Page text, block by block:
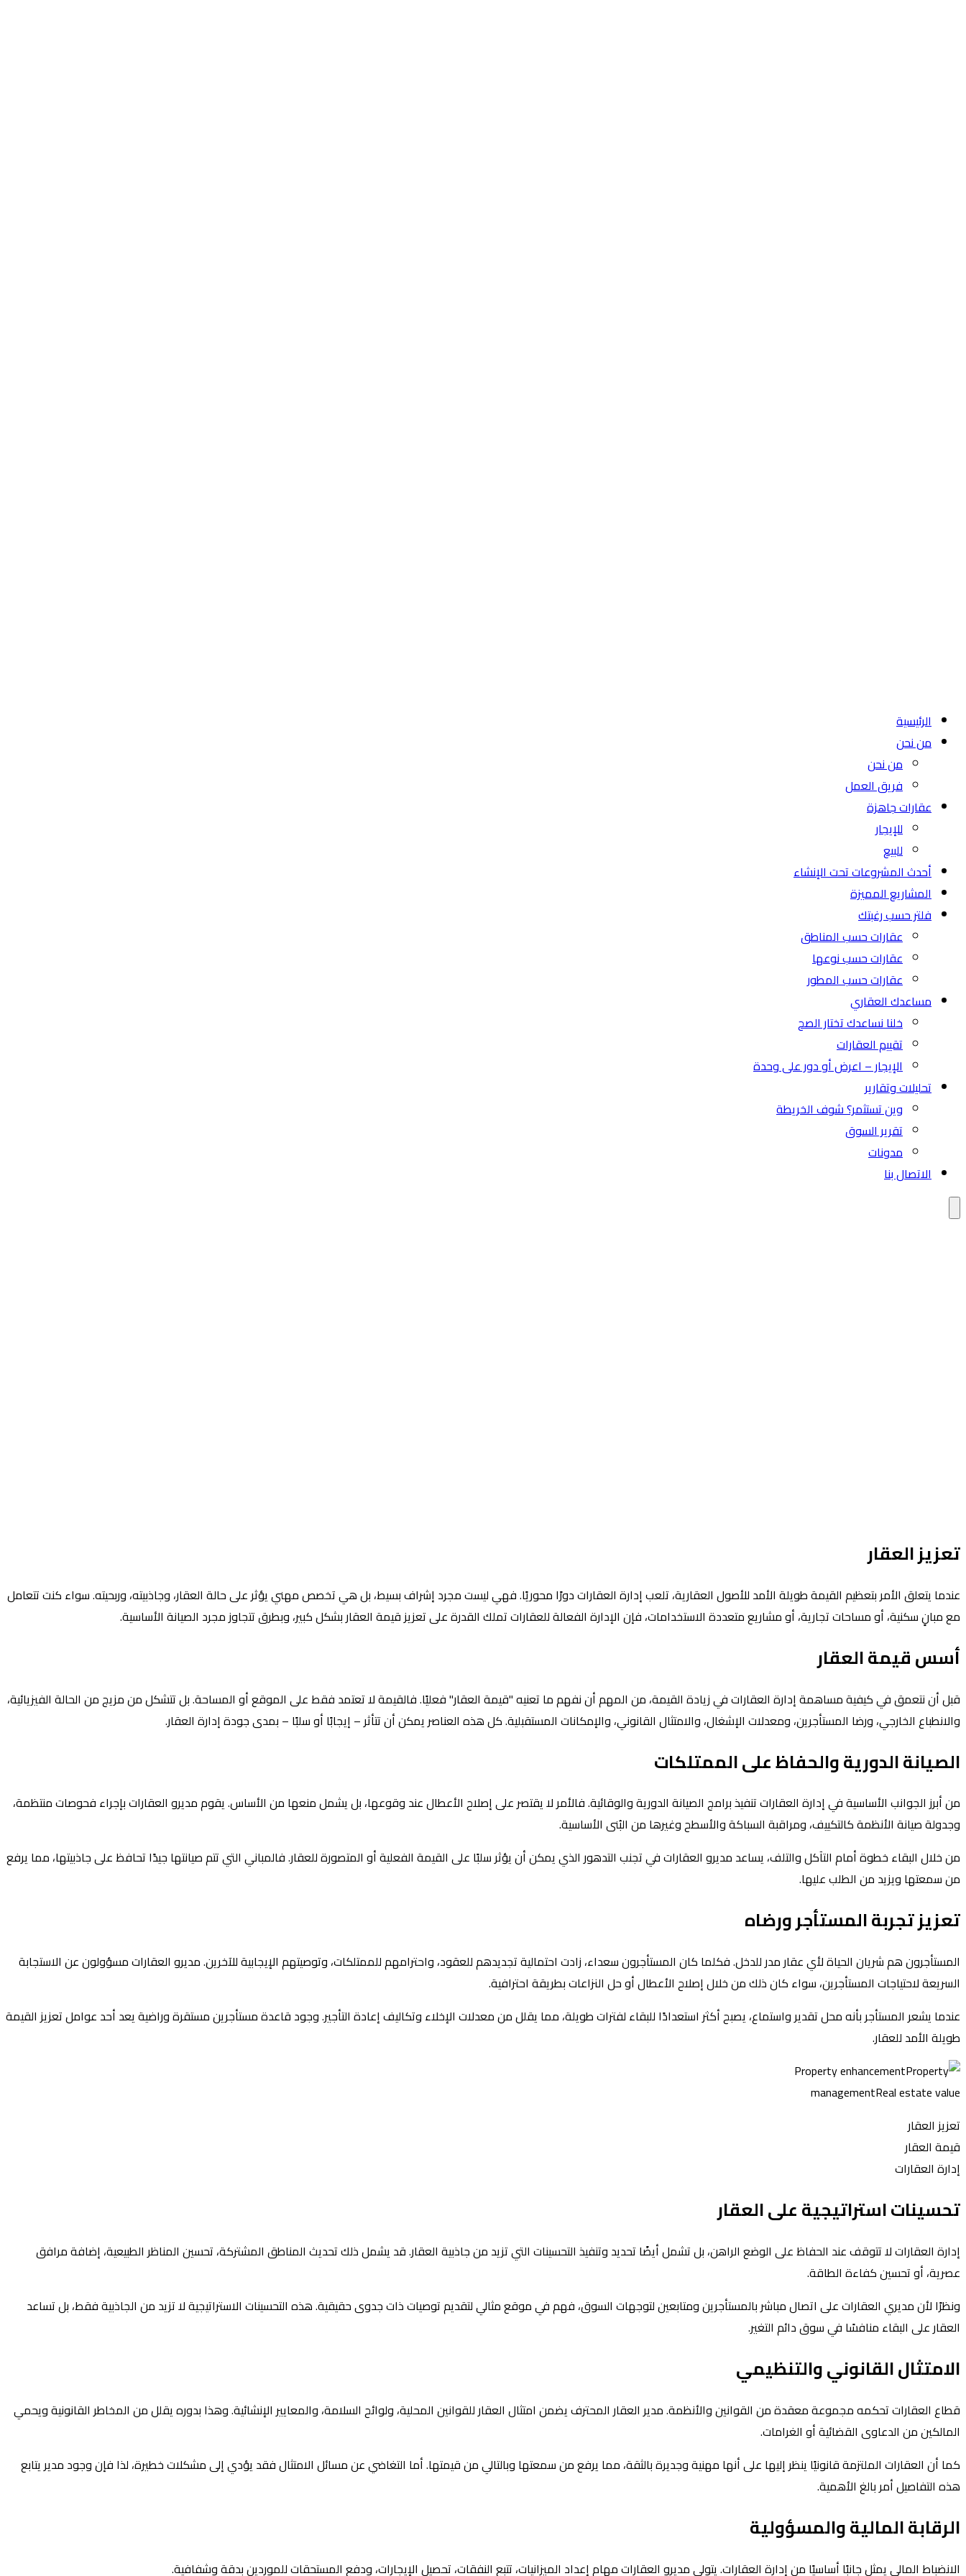
الرئيسية
من نحن
من نحن
فريق العمل
عقارات جاهزة
للإيجار
للبيع
أحدث المشروعات تحت الإنشاء
المشاريع المميزة
فلتر حسب رغبتك
عقارات حسب المناطق
عقارات حسب نوعها
عقارات حسب المطور
مساعدك العقاري
خلنا نساعدك تختار الصح
تقييم العقارات
الإيجار – اعرض أو دور على وحدة
تحليلات وتقارير
وين تستثمر؟ شوف الخريطة
تقرير السوق
مدونات
الاتصال بنا
تعزيز العقار
عندما يتعلق الأمر بتعظيم القيمة طويلة الأمد للأصول العقارية، تلعب إدارة العقارات دورًا محوريًا. فهي ليست مجرد إشراف بسيط، بل هي تخصص مهني يؤثر على حالة العقار، وجاذبيته، وربحيته. سواء كنت تتعامل
مع مبانٍ سكنية، أو مساحات تجارية، أو مشاريع متعددة الاستخدامات، فإن الإدارة الفعالة للعقارات تملك القدرة على تعزيز قيمة العقار بشكل كبير، وبطرق تتجاوز مجرد الصيانة الأساسية.
أسس قيمة العقار
قبل أن نتعمق في كيفية مساهمة إدارة العقارات في زيادة القيمة، من المهم أن نفهم ما تعنيه "قيمة العقار" فعليًا. فالقيمة لا تعتمد فقط على الموقع أو المساحة. بل تتشكل من مزيج من الحالة الفيزيائية،
والانطباع الخارجي، ورضا المستأجرين، ومعدلات الإشغال، والامتثال القانوني، والإمكانات المستقبلية. كل هذه العناصر يمكن أن تتأثر – إيجابًا أو سلبًا – بمدى جودة إدارة العقار.
الصيانة الدورية والحفاظ على الممتلكات
من أبرز الجوانب الأساسية في إدارة العقارات تنفيذ برامج الصيانة الدورية والوقائية. فالأمر لا يقتصر على إصلاح الأعطال عند وقوعها، بل يشمل منعها من الأساس. يقوم مديرو العقارات بإجراء فحوصات منتظمة،
وجدولة صيانة الأنظمة كالتكييف، ومراقبة السباكة والأسطح وغيرها من البُنى الأساسية.
من خلال البقاء خطوة أمام التآكل والتلف، يساعد مديرو العقارات في تجنب التدهور الذي يمكن أن يؤثر سلبًا على القيمة الفعلية أو المتصورة للعقار. فالمباني التي تتم صيانتها جيدًا تحافظ على جاذبيتها، مما يرفع
من سمعتها ويزيد من الطلب عليها.
تعزيز تجربة المستأجر ورضاه
المستأجرون هم شريان الحياة لأي عقار مدر للدخل. فكلما كان المستأجرون سعداء، زادت احتمالية تجديدهم للعقود، واحترامهم للممتلكات، وتوصيتهم الإيجابية للآخرين. مديرو العقارات مسؤولون عن الاستجابة
السريعة لاحتياجات المستأجرين، سواء كان ذلك من خلال إصلاح الأعطال أو حل النزاعات بطريقة احترافية.
عندما يشعر المستأجر بأنه محل تقدير واستماع، يصبح أكثر استعدادًا للبقاء لفترات طويلة، مما يقلل من معدلات الإخلاء وتكاليف إعادة التأجير. وجود قاعدة مستأجرين مستقرة وراضية يعد أحد عوامل تعزيز القيمة
طويلة الأمد للعقار.
تعزيز العقار
قيمة العقار
إدارة العقارات
تحسينات استراتيجية على العقار
إدارة العقارات لا تتوقف عند الحفاظ على الوضع الراهن، بل تشمل أيضًا تحديد وتنفيذ التحسينات التي تزيد من جاذبية العقار. قد يشمل ذلك تحديث المناطق المشتركة، تحسين المناظر الطبيعية، إضافة مرافق
عصرية، أو تحسين كفاءة الطاقة.
ونظرًا لأن مديري العقارات على اتصال مباشر بالمستأجرين ومتابعين لتوجهات السوق، فهم في موقع مثالي لتقديم توصيات ذات جدوى حقيقية. هذه التحسينات الاستراتيجية لا تزيد من الجاذبية فقط، بل تساعد
العقار على البقاء منافسًا في سوق دائم التغير.
الامتثال القانوني والتنظيمي
قطاع العقارات تحكمه مجموعة معقدة من القوانين والأنظمة. مدير العقار المحترف يضمن امتثال العقار للقوانين المحلية، ولوائح السلامة، والمعايير الإنشائية. وهذا بدوره يقلل من المخاطر القانونية ويحمي
المالكين من الدعاوى القضائية أو الغرامات.
كما أن العقارات الملتزمة قانونيًا ينظر إليها على أنها مهنية وجديرة بالثقة، مما يرفع من سمعتها وبالتالي من قيمتها. أما التغاضي عن مسائل الامتثال فقد يؤدي إلى مشكلات خطيرة، لذا فإن وجود مدير يتابع
هذه التفاصيل أمر بالغ الأهمية.
الرقابة المالية والمسؤولية
الانضباط المالي يمثل جانبًا أساسيًا من إدارة العقارات. يتولى مديرو العقارات مهام إعداد الميزانيات، تتبع النفقات، تحصيل الإيجارات، ودفع المستحقات للموردين بدقة وشفافية.